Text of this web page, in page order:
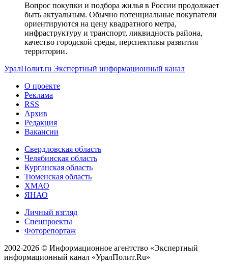
Вопрос покупки и подбора жилья в России продолжает
быть актуальным. Обычно потенциальные покупатели
ориентируются на цену квадратного метра,
инфраструктуру и транспорт, ликвидность района,
качество городской среды, перспективы развития
территории.
УралПолит.ru Экспертный информационный канал
О проекте
Реклама
RSS
Архив
Редакция
Вакансии
Свердловская область
Челябинская область
Курганская область
Тюменская область
ХМАО
ЯНАО
Личный взгляд
Спецпроекты
Фоторепортаж
2002-2026 © Информационное агентство «Экспертный
информационный канал «УралПолит.Ru»